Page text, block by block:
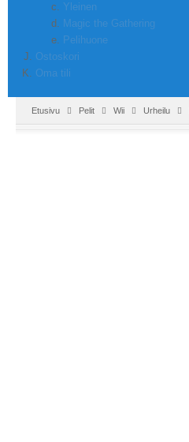
Yleinen
Magic the Gathering
Pelihuone
Ostoskori
Oma tili
Etusivu Pelit Wii Urheilu